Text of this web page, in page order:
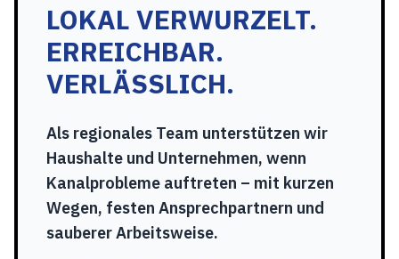
LOKAL VERWURZELT.
ERREICHBAR.
VERLÄSSLICH.
Als regionales Team unterstützen wir
Haushalte und Unternehmen, wenn
Kanalprobleme auftreten – mit kurzen
Wegen, festen Ansprechpartnern und
sauberer Arbeitsweise.